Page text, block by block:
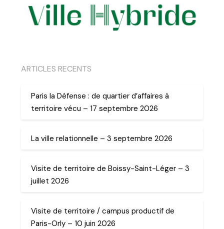
ARTICLES RECENTS
Paris la Défense : de quartier d’affaires à
territoire vécu – 17 septembre 2026
La ville relationnelle – 3 septembre 2026
Visite de territoire de Boissy-Saint-Léger – 3
juillet 2026
Visite de territoire / campus productif de
Paris-Orly – 10 juin 2026